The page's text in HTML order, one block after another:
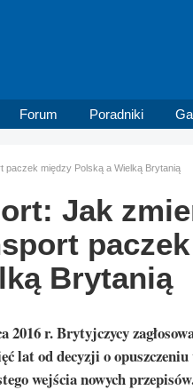
Forum Poradniki
paczek między Polską a Wielką Brytanią
Jak
Brytanią
2016 r. Brytyjczycy
lat od decyzji o
wejścia nowych